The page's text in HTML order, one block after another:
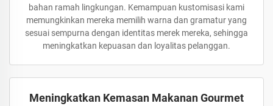
bahan ramah lingkungan. Kemampuan kustomisasi kami
memungkinkan mereka memilih warna dan gramatur yang
sesuai sempurna dengan identitas merek mereka, sehingga
meningkatkan kepuasan dan loyalitas pelanggan.
Meningkatkan Kemasan Makanan Gourmet